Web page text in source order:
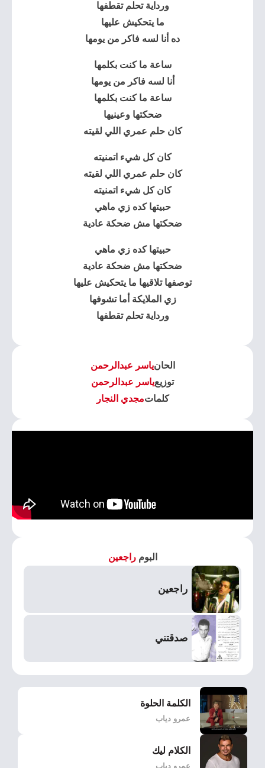
ورداية تحلم تقطفها
ما يتحكيش عليها
ده أنا لسه فاكر من يومها
ساعة ما كنت بكلمها
أنا لسه فاكر من يومها
ساعة ما كنت بكلمها
ضحكتها وعينيها
كان حلم عمري اللي لقيته
كان كل شيء اتمنيته
كان حلم عمري اللي لقيته
كان كل شيء اتمنيته
حبيتها كده زي ماهي
ضحكتها مش ضحكة عادية
حبيتها كده زي ماهي
ضحكتها مش ضحكة عادية
توصفها تلاقيها ما يتحكيش عليها
زي الملايكة أما تشوفها
ورداية تحلم تقطفها
الحانياسر عبدالرحمن
توزيعياسر عبدالرحمن
كلماتمجدي النجار
البومراجعين
راجعين
صدقتني
الكلمة الحلوة
عمرو دياب
الكلام ليك
عمرو دياب